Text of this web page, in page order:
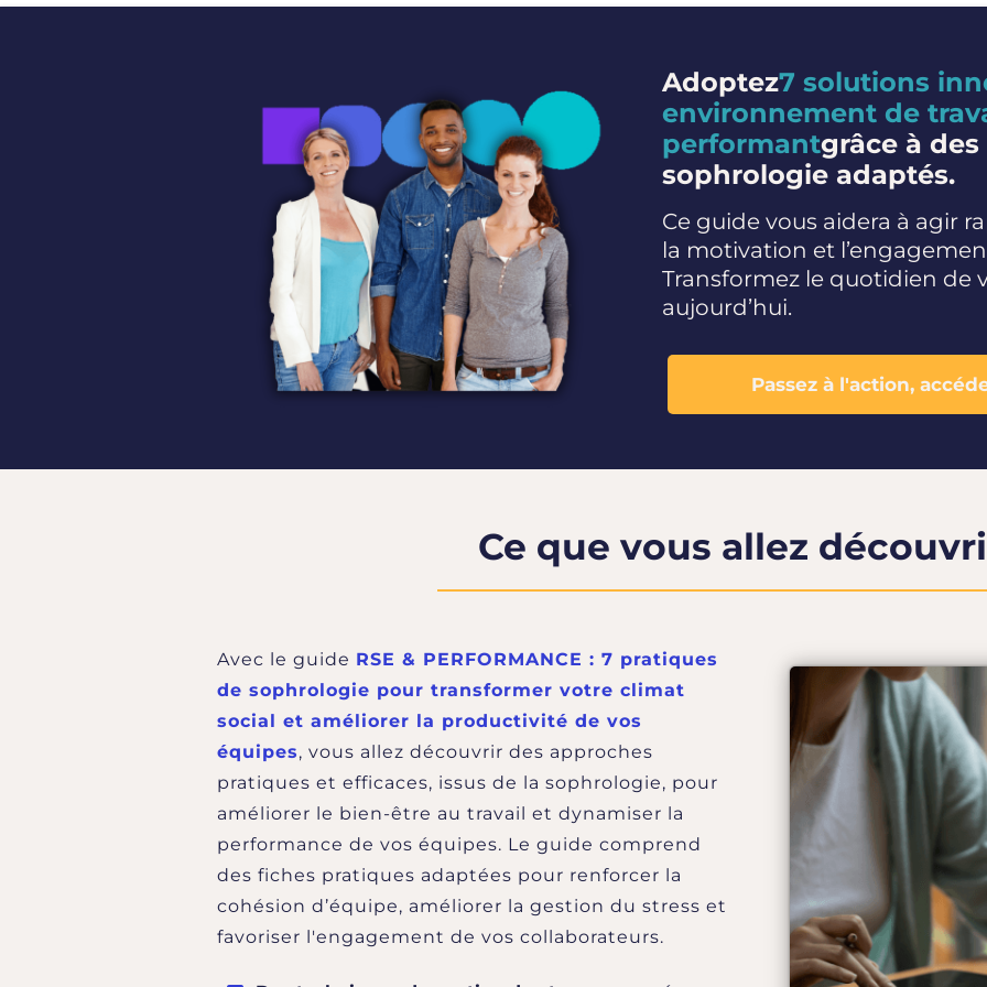
Adoptez7 solutions
environnement de
performantgrâce à
sophrologie adaptés.
Ce guide vous aidera à agir
la motivation et
Transformez le quotidien de
aujourd’hui.
Passez à l'action,
Ce que vous allez
Avec le guide RSE & PERFORMANCE : 7 pratiques
de sophrologie pour transformer votre climat
social et améliorer la productivité de vos
équipes, vous allez découvrir des approches
pratiques et efficaces, issus de la sophrologie, pour
améliorer le bien-être au travail et dynamiser la
performance de vos équipes. Le guide comprend
des fiches pratiques adaptées pour renforcer la
cohésion d’équipe, améliorer la gestion du stress et
favoriser l'engagement de vos collaborateurs.